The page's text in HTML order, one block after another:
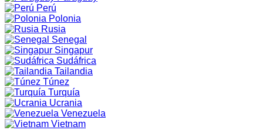
Perú
Polonia
Rusia
Senegal
Singapur
Sudáfrica
Tailandia
Túnez
Turquía
Ucrania
Venezuela
Vietnam